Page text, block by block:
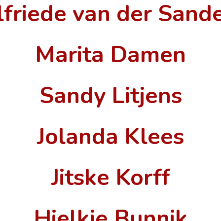
van der
Marita Damen
Sandy Litjens
Jolanda Klees
Jitske Korff